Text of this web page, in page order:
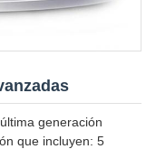
generación
que incluyen: 5